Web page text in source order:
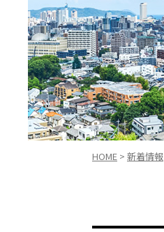
HOME > 新着情報